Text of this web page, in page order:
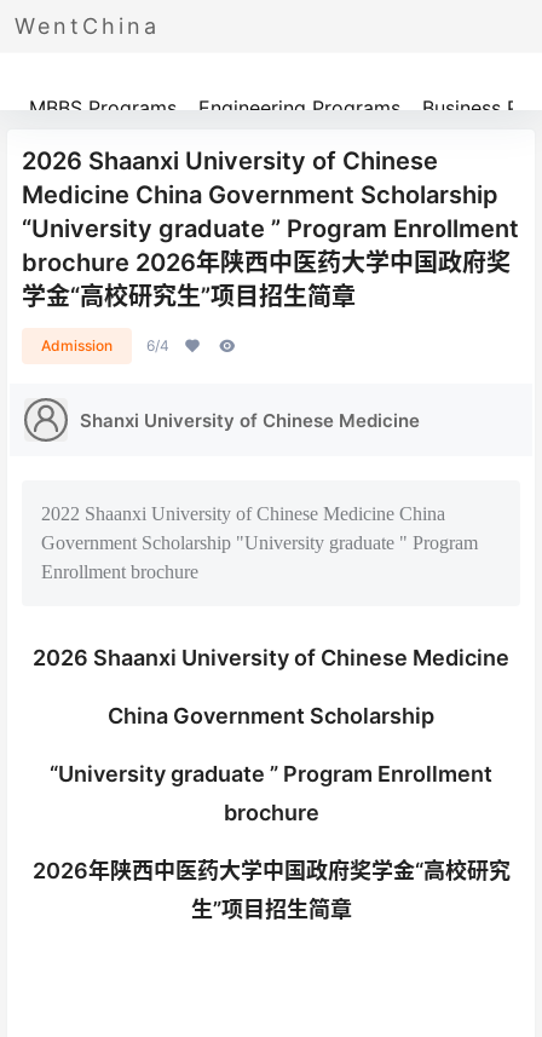
WentChina
Programs
MBBS Programs Engineering Programs Business
2026 Shaanxi University of Chinese
Medicine China Government Scholarship
“University graduate ” Program Enrollment
brochure 2026年陕西中医药大学中国政府奖
学金“高校研究生”项目招生简章
Admission 6/4
Shanxi University of Chinese Medicine
2022 Shaanxi University of Chinese Medicine China
Government Scholarship "University graduate " Program
Enrollment brochure
2026 Shaanxi University of Chinese Medicine
China Government Scholarship
“University graduate ” Program Enrollment
brochure
2026年陕西中医药大学中国政府奖学金“高校研究
生”项目招生简章